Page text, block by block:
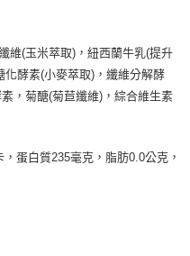
儲值。
結帳。
後，將跳轉至「AFTEE先享後付」
即可完成結帳。
訊。
視為交易完成。
仍視為有效，需透過AFTEE先享
結帳頁面顯示為準，若有關於
運費
馬祖、綠島）
區為主】
維(玉米萃取)，紐西蘭牛乳(提升
酵素(小麥萃取)，纖維分解酵
，菊醣(菊苣纖維)，綜合維生素
蛋白質235毫克，脂肪0.0公克，